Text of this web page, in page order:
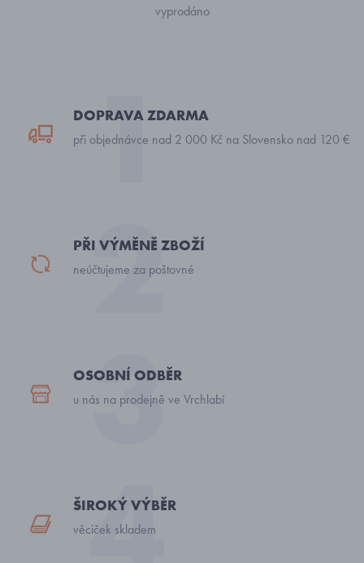
vyprodáno
DOPRAVA ZDARMA
při objednávce nad 2 000 Kč na Slovensko nad 120 €
PŘI VÝMĚNĚ ZBOŽÍ
neúčtujeme za poštovné
OSOBNÍ ODBĚR
u nás na prodejně ve Vrchlabí
ŠIROKÝ VÝBĚR
věciček skladem